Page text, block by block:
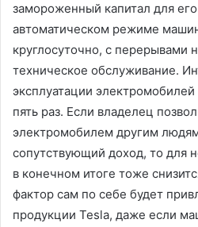
замороженный капитал для
автоматическом режиме
круглосуточно, с перерывами
техническое обслуживание.
эксплуатации
пять раз. Если владелец
электромобилем другим
сопутствующий доход, то для
в конечном итоге тоже
фактор сам по себе будет
продукции Tesla, даже если